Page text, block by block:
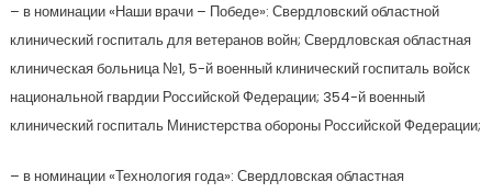
– в номинации «Наши врачи – Победе»: Свердловский областной
клинический госпиталь для ветеранов войн; Свердловская областная
клиническая больница №1, 5-й военный клинический госпиталь войск
национальной гвардии Российской Федерации; 354-й военный
клинический госпиталь Министерства обороны Российской Федерации;
– в номинации «Технология года»: Свердловская областная